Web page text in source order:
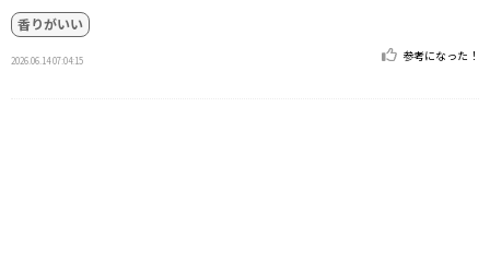
香りがいい
2026.06.14 07:04:15 参考になった！